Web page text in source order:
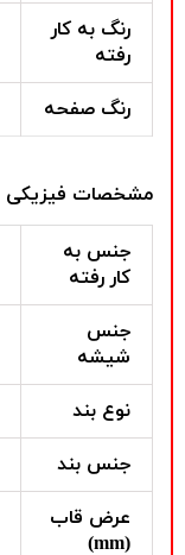
رنگ به کار
رفته
رنگ صفحه
مشخصات فیزیکی
جنس به
کار رفته
جنس
شیشه
نوع بند
جنس بند
عرض قاب
(mm)